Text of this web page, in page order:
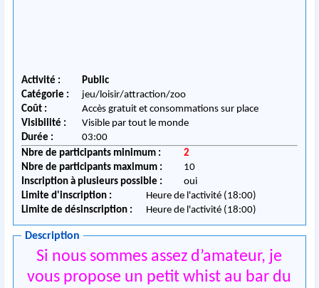
Activité :
Public
Catégorie :
jeu/loisir/attraction/zoo
Coût :
Accès gratuit et consommations sur place
Visibilité :
Visible par tout le monde
Durée :
03:00
Nbre de participants minimum :
2
Nbre de participants maximum :
10
Inscription à plusieurs possible :
oui
Limite d'inscription :
Heure de l'activité (18:00)
Limite de désinscription :
Heure de l'activité (18:00)
Description
Si nous sommes assez d’amateur, je
vous propose un petit whist au bar du